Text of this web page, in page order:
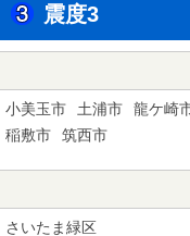
震度3
小美玉市 土浦市 龍ケ崎
稲敷市
筑西市
さいたま緑区